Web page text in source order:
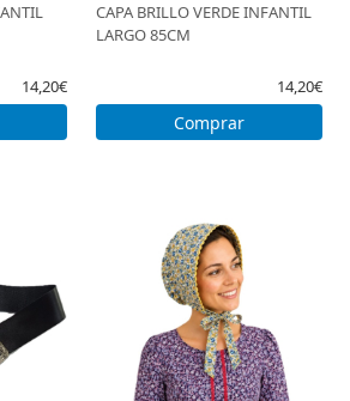
14,20€
CAPA BRILLO VERDE INFANTIL
LARGO 85CM
14,20€
Comprar